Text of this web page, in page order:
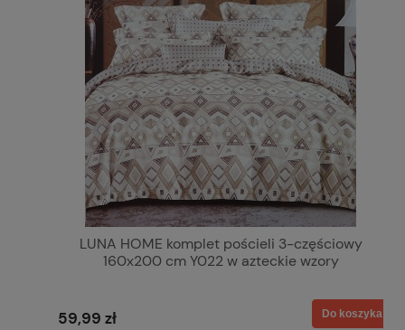
LUNA HOME komplet pościeli 3-częściowy
160x200 cm Y022 w azteckie wzory
59,99 zł Do koszyka